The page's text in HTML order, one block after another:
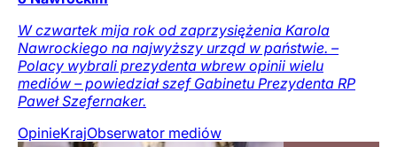
W czwartek mija rok od zaprzysiężenia Karola
Nawrockiego na najwyższy urząd w państwie. –
Polacy wybrali prezydenta wbrew opinii wielu
mediów – powiedział szef Gabinetu Prezydenta RP
Paweł Szefernaker.
OpinieKrajObserwator mediów